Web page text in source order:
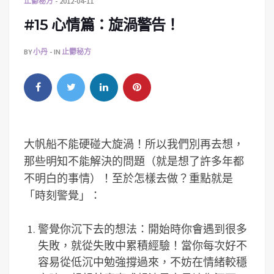
#15 心情篇：旋渦警告！
BY小丹 IN 止鬱秘方
大帆船不能硬碰大旋渦！所以我們別再去想，
那些明知不能解決的問題（就是想了許多年都
不明白的事情）！至於怎樣去做？重點就是
「時刻警覺」：
警覺你沉下去的想法：開始時你會遇到很多
失敗，就從失敗中累積經驗！當你每次好不
容易從低沉中勉強撐過來，不妨在情緒較穩